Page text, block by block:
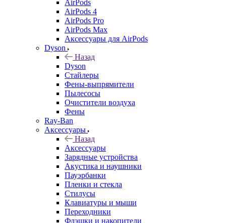
AirPods
AirPods 4
AirPods Pro
AirPods Max
Аксессуары для AirPods
Dyson
Назад
Dyson
Стайлеры
Фены-выпрямители
Пылесосы
Очистители воздуха
Фены
Ray-Ban
Аксессуары
Назад
Аксессуары
Зарядные устройства
Акустика и наушники
Пауэрбанки
Пленки и стекла
Стилусы
Клавиатуры и мыши
Переходники
Флэшки и накопители